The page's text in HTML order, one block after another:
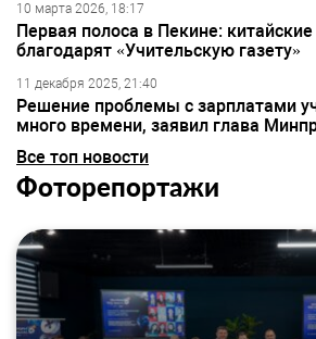
10 марта 2026, 18:17
Первая полоса в Пекине: китайские
благодарят «Учительскую газету»
11 декабря 2025, 21:40
Решение проблемы с зарплатами
много времени, заявил глава
Все топ новости
Фоторепортажи